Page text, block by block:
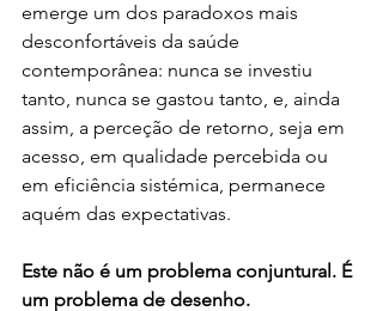
emerge um dos paradoxos mais
desconfortáveis da saúde
contemporânea: nunca se investiu
tanto, nunca se gastou tanto, e, ainda
assim, a perceção de retorno, seja em
acesso, em qualidade percebida ou
em eficiência sistémica, permanece
aquém das expectativas.
Este não é um problema conjuntural. É
um problema de desenho.